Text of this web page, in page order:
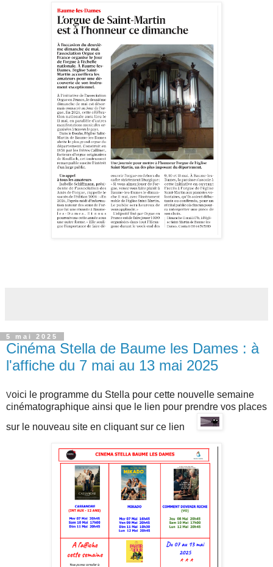
5 mai 2025
Cinéma Stella de Baume les Dames : à
l'affiche du 7 mai au 13 mai 2025
Voici le programme du Stella pour cette nouvelle semaine
cinématographique ainsi que l e lien pour prendre vos places
sur le nouveau site en cliquant sur ce lien